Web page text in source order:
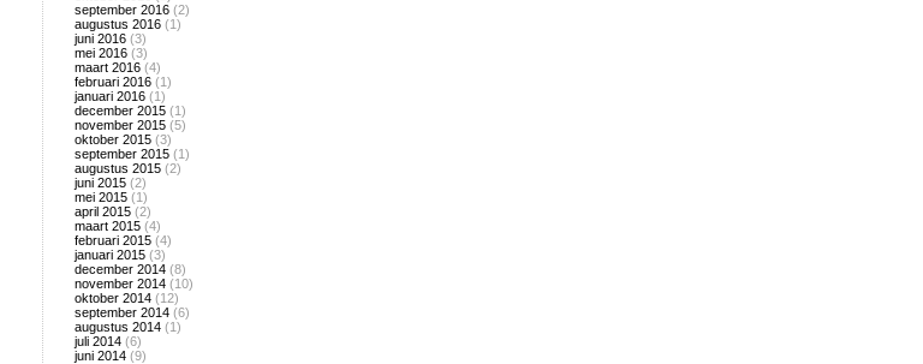
september 2016 (2)
augustus 2016 (1)
juni 2016 (3)
mei 2016 (3)
maart 2016 (4)
februari 2016 (1)
januari 2016 (1)
december 2015 (1)
november 2015 (5)
oktober 2015 (3)
september 2015 (1)
augustus 2015 (2)
juni 2015 (2)
mei 2015 (1)
april 2015 (2)
maart 2015 (4)
februari 2015 (4)
januari 2015 (3)
december 2014 (8)
november 2014 (10)
oktober 2014 (12)
september 2014 (6)
augustus 2014 (1)
juli 2014 (6)
juni 2014 (9)